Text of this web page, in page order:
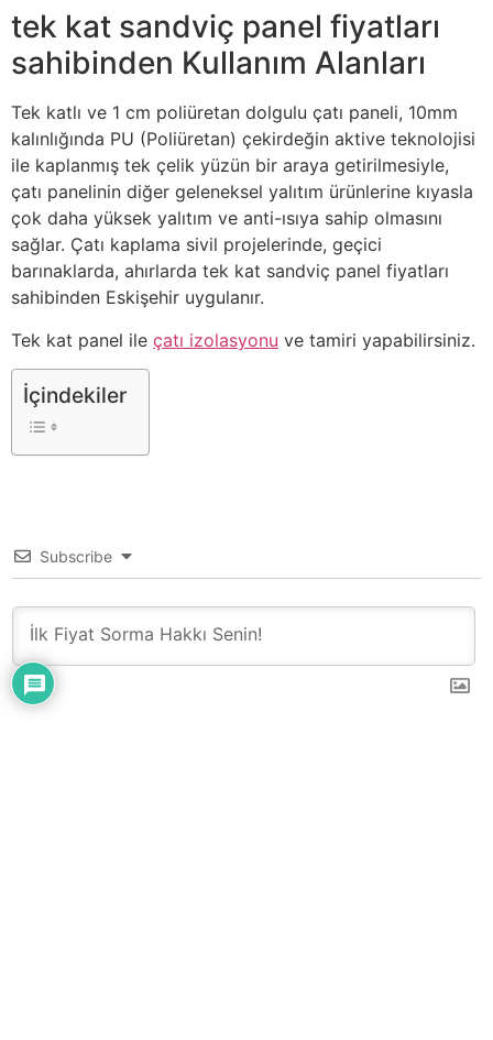
tek kat sandviç panel fiyatları
sahibinden Kullanım Alanları
Tek katlı ve 1 cm poliüretan dolgulu çatı paneli, 10mm
kalınlığında PU (Poliüretan) çekirdeğin aktive teknolojisi
ile kaplanmış tek çelik yüzün bir araya getirilmesiyle,
çatı panelinin diğer geleneksel yalıtım ürünlerine kıyasla
çok daha yüksek yalıtım ve anti-ısıya sahip olmasını
sağlar. Çatı kaplama sivil projelerinde, geçici
barınaklarda, ahırlarda tek kat sandviç panel fiyatları
sahibinden Eskişehir uygulanır.
Tek kat panel ile çatı izolasyonu ve tamiri yapabilirsiniz.
İçindekiler
Subscribe